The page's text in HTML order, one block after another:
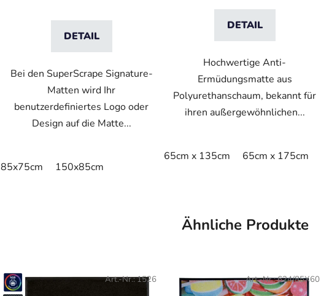
DETAIL
Bei den SuperScrape Signature-
Matten wird Ihr
benutzerdefiniertes Logo oder
Design auf die Matte...
85x75cm 150x85cm
DETAIL
Hochwertige Anti-
Ermüdungsmatte aus
Polyurethanschaum, bekannt für
ihren außergewöhnlichen...
65cm x 135cm 65cm x 175cm
Ähnliche Produkte
Art.-Nr.:1526 Art.-Nr.:624/85X60